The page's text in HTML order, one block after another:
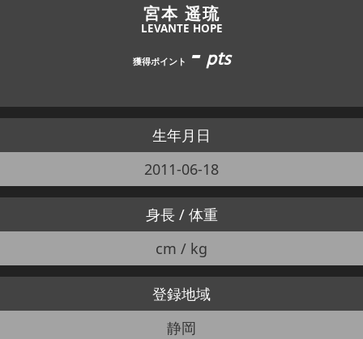
宮本 遥琉
LEVANTE HOPE
獲得ポイント -pts
生年月日
2011-06-18
身長 / 体重
cm / kg
登録地域
静岡